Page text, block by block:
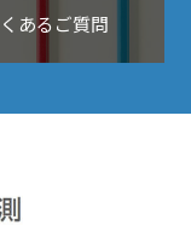
あるご質問